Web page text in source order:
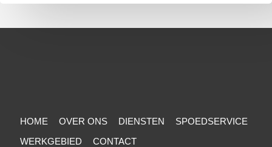
HOME OVER ONS DIENSTEN
SPOEDSERVICE
WERKGEBIED
CONTACT